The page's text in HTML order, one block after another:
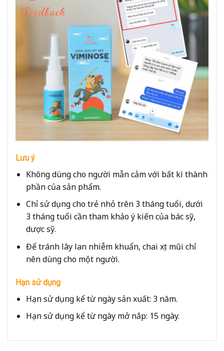
Lưu ý
Không dùng cho người mẫn cảm với bất kì thành
phần của sản phẩm.
Chỉ sử dụng cho trẻ nhỏ trên 3 tháng tuổi, dưới
3 tháng tuổi cần tham khảo ý kiến của bác sỹ,
dược sỹ.
Để tránh lây lan nhiễm khuẩn, chai xịt mũi chỉ
nên dùng cho một người.
Hạn sử dụng
Hạn sử dụng kể từ ngày sản xuất: 3 năm.
Hạn sử dụng kể từ ngày mở nắp: 15 ngày.